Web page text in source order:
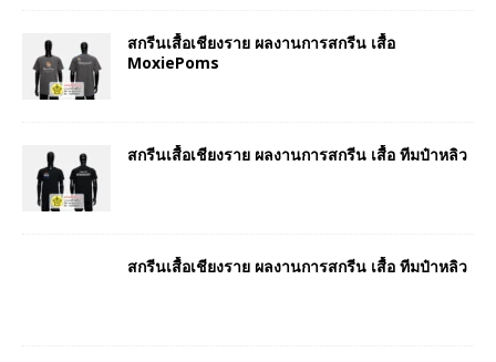
สกรีนเสื้อเชียงราย ผลงานการสกรีน เสื้อ
MoxiePoms
สกรีนเสื้อเชียงราย ผลงานการสกรีน เสื้อ ทีมป๋าหลิว
สกรีนเสื้อเชียงราย ผลงานการสกรีน เสื้อ ทีมป๋าหลิว